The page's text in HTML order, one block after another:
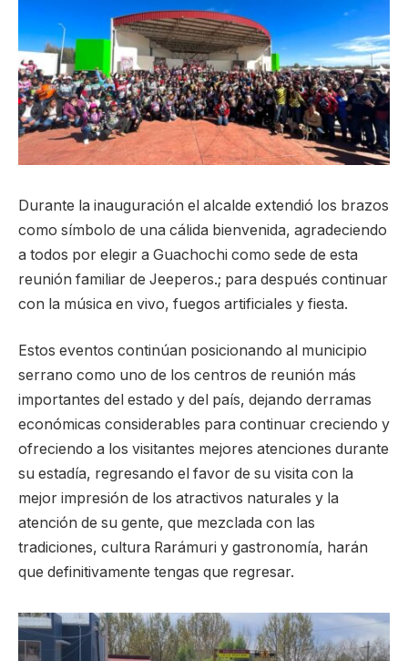
Durante la inauguración el alcalde extendió los brazos
como símbolo de una cálida bienvenida, agradeciendo
a todos por elegir a Guachochi como sede de esta
reunión familiar de Jeeperos.; para después continuar
con la música en vivo, fuegos artificiales y fiesta.
Estos eventos continúan posicionando al municipio
serrano como uno de los centros de reunión más
importantes del estado y del país, dejando derramas
económicas considerables para continuar creciendo y
ofreciendo a los visitantes mejores atenciones durante
su estadía, regresando el favor de su visita con la
mejor impresión de los atractivos naturales y la
atención de su gente, que mezclada con las
tradiciones, cultura Rarámuri y gastronomía, harán
que definitivamente tengas que regresar.